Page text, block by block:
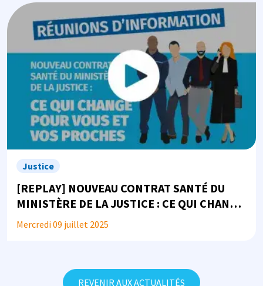
Image
Justice
[REPLAY] NOUVEAU CONTRAT SANTÉ DU
MINISTÈRE DE LA JUSTICE : CE QUI CHANGE
POUR VOUS ET VOS PROCHES
Mercredi 09 juillet 2025
REVENIR AUX ACTUALITÉS